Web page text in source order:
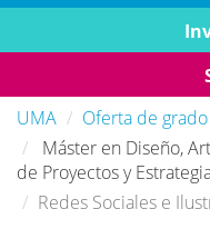
UMA
Oferta de grado
Máster en Diseño,
de Proyectos y
Redes Sociales e